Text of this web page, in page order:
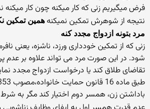
فرض میگیریم زنی که کار میکنه چون کار میکنه
نتیجه از شوهرش تمکین نمیکنه همین تمکین
مرد بتونه ازدواج مجدد کنه
زنی كه از تمكین خودداری ورزد، ناشزه، یعنی
شود. در این صورت مرد می تواند علاوه بر عدم
تقاضای طلاق كند یا درخواست ازدواج مجدد
باداشتن زن، همسر دوم اختیار کند مگر به